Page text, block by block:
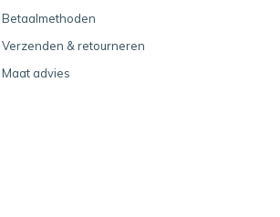
Betaalmethoden
Verzenden & retourneren
Maat advies